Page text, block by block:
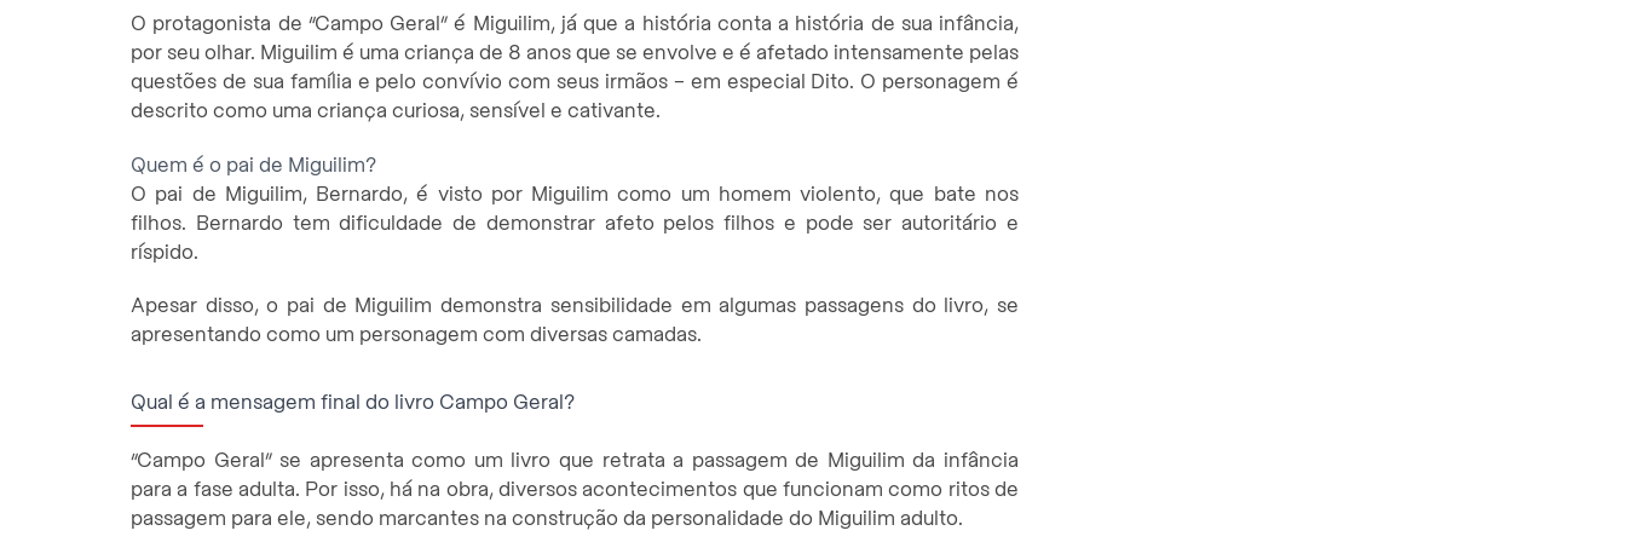
O protagonista de “Campo Geral” é Miguilim, já que a história conta a história de sua infância,
por seu olhar. Miguilim é uma criança de 8 anos que se envolve e é afetado intensamente pelas
questões de sua família e pelo convívio com seus irmãos – em especial Dito. O personagem é
descrito como uma criança curiosa, sensível e cativante.
Quem é o pai de Miguilim?
O pai de Miguilim, Bernardo, é visto por Miguilim como um homem violento, que bate nos
filhos. Bernardo tem dificuldade de demonstrar afeto pelos filhos e pode ser autoritário e
ríspido.
Apesar disso, o pai de Miguilim demonstra sensibilidade em algumas passagens do livro, se
apresentando como um personagem com diversas camadas.
Qual é a mensagem final do livro Campo Geral?
“Campo Geral” se apresenta como um livro que retrata a passagem de Miguilim da infância
para a fase adulta. Por isso, há na obra, diversos acontecimentos que funcionam como ritos de
passagem para ele, sendo marcantes na construção da personalidade do Miguilim adulto.